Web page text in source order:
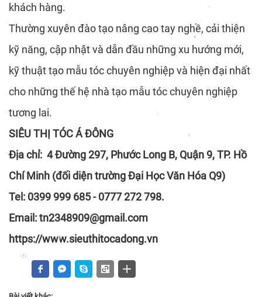
*
*
*
*
*
khách hàng.
Thường xuyên đào tạo nâng cao tay nghề, cải thiện
kỹ năng, cập nhật và dẫn đầu những xu hướng mới,
kỹ thuật tạo mẫu tóc chuyên nghiệp và hiện đại nhất
cho những thế hệ nhà tạo mẫu tóc chuyên nghiệp
tương lai.
SIÊU THỊ TÓC Á ĐÔNG
Địa chỉ: 4 Đường 297, Phước Long B, Quận 9, TP. Hồ
Chí Minh (đối diện trường Đại Học Văn Hóa Q9)
Tel: 0399 999 685 - 0777 272 798.
Email: tn2348909@gmail.com
https://www.sieuthitocadong.vn